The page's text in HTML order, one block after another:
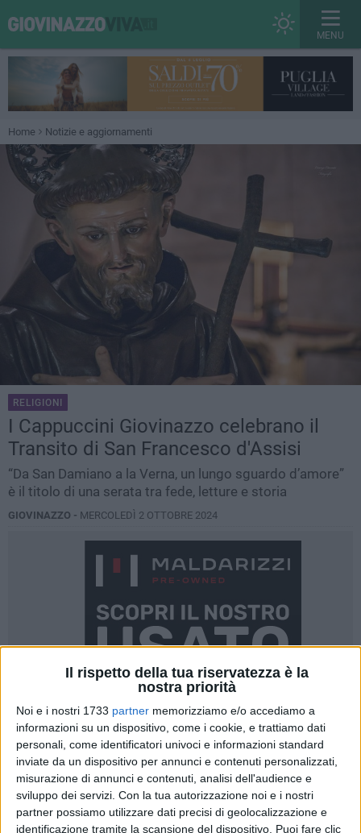
Il rispetto della tua riservatezza è la
nostra priorità
Noi e i nostri 1733 partner memorizziamo e/o accediamo a
informazioni su un dispositivo, come i cookie, e trattiamo dati
personali, come identificatori univoci e informazioni standard
inviate da un dispositivo per annunci e contenuti personalizzati,
misurazione di annunci e contenuti, analisi dell'audience e
sviluppo dei servizi. Con la tua autorizzazione noi e i nostri
partner possiamo utilizzare dati precisi di geolocalizzazione e
identificazione tramite la scansione del dispositivo. Puoi fare clic
MENU
Home Notizie e aggiornamenti
RELIGIONI
I Cappuccini Giovinazzo celebrano il
Transito di San Francesco d'Assisi
“Da San Damiano a la Verna, un lungo sguardo d’amore”
è il titolo di una serata tra fede, letture e storia
GIOVINAZZO - MERCOLEDÌ 2 OTTOBRE 2024
57
LA REDAZIONE